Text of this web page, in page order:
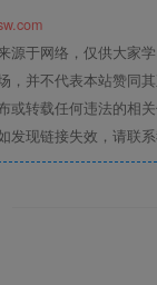
源于网络，仅供大家
，并不代表本站赞同
或转载任何违法的相
发现链接失效，请联